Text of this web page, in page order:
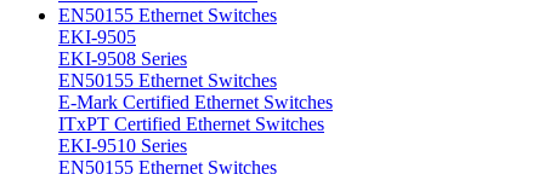
EN50155 Ethernet Switches
EKI-9505
EKI-9508 Series
EN50155 Ethernet Switches
E-Mark Certified Ethernet Switches
ITxPT Certified Ethernet Switches
EKI-9510 Series
EN50155 Ethernet Switches